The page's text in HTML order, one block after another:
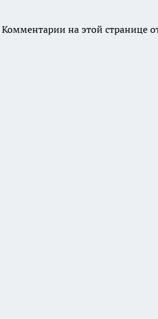
Комментарии на этой странице